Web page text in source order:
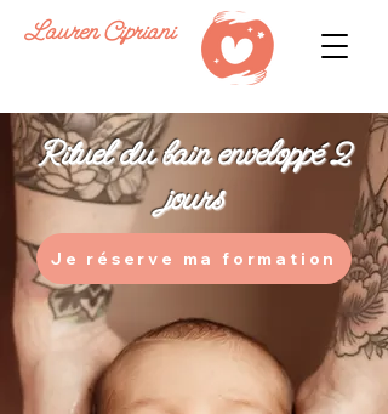
Lauren Cipriani
Rituel du bain enveloppé 2
jours
Je réserve ma formation